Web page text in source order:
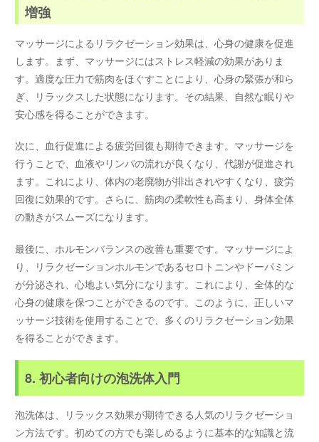
増強
マッサージによるリラクゼーション効果は、心身の健康を促進
します。まず、マッサージにはストレス軽減の効果がありま
す。適度な圧力で筋肉をほぐすことにより、心身の緊張が和ら
ぎ、リラックスした状態になります。その結果、自然な眠りや
安心感を得ることができます。
次に、血行促進による疲労回復も期待できます。マッサージを
行うことで、血液やリンパの流れが良くなり、代謝が促進され
ます。これにより、体内の老廃物が排出されやすくなり、疲労
回復に効果的です。さらに、筋肉の柔軟性も高まり、身体全体
の動きがスムーズになります。
最後に、ホルモンバランスの改善も重要です。マッサージによ
り、リラクゼーションホルモンであるセロトニンやドーパミン
が分泌され、心地よい気分になります。これにより、全体的な
心身の健康を保つことができるのです。このように、正しいマ
ッサージ技術を使用することで、多くのリラクゼーション効果
を得ることができます。
8. 初心者向けの泡洗体入門
泡洗体は、リラックス効果が期待できる人気のリラクゼーショ
ン方法です。初めての方でも楽しめるように基本的な知識と流